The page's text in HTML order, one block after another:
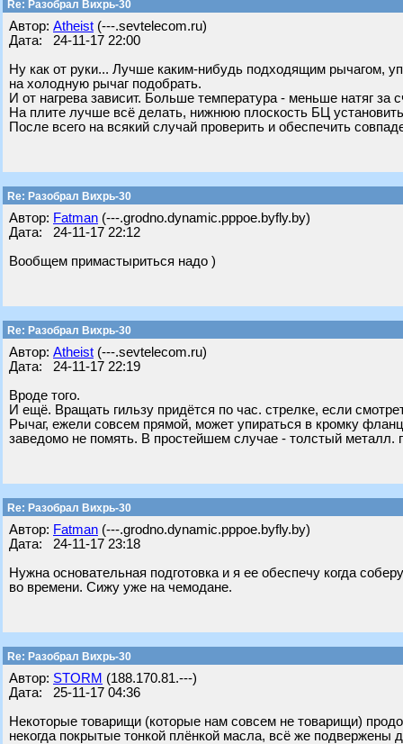
Re: Разобрал Вихрь-30
Автор: Atheist (---.sevtelecom.ru)
Дата: 24-11-17 22:00
Ну как от руки... Лучше каким-нибудь подходящим рычагом,
на холодную рычаг подобрать.
И от нагрева зависит. Больше температура - меньше натяг
На плите лучше всё делать, нижнюю плоскость БЦ
После всего на всякий случай проверить и обеспечить
Re: Разобрал Вихрь-30
Автор: Fatman (---.grodno.dynamic.pppoe.byfly.by)
Дата: 24-11-17 22:12
Вообщем примастыриться надо )
Re: Разобрал Вихрь-30
Автор: Atheist (---.sevtelecom.ru)
Дата: 24-11-17 22:19
Вроде того.
И ещё. Вращать гильзу придётся по час. стрелке, если
Рычаг, ежели совсем прямой, может упираться в кромку
заведомо не помять. В простейшем случае - толстый металл.
Re: Разобрал Вихрь-30
Автор: Fatman (---.grodno.dynamic.pppoe.byfly.by)
Дата: 24-11-17 23:18
Нужна основательная подготовка и я ее обеспечу когда
во времени. Сижу уже на чемодане.
Re: Разобрал Вихрь-30
Автор: STORM (188.170.81.---)
Дата: 25-11-17 04:36
Некоторые товарищи (которые нам совсем не товарищи)
некогда покрытые тонкой плёнкой масла, всё же подвержены